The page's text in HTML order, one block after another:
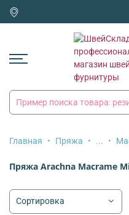
Главная Пряжа ...
Пряжа Arachna Macrame